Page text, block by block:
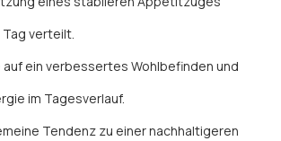
verteilt.
auf ein verbessertes Wohlbefinden und
im Tagesverlauf.
Tendenz zu einer nachhaltigeren